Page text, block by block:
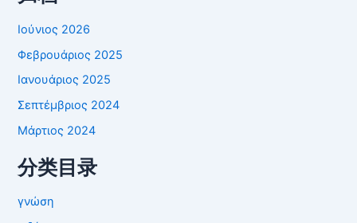
Ιούνιος 2026
Φεβρουάριος 2025
Ιανουάριος 2025
Σεπτέμβριος 2024
Μάρτιος 2024
分类目录
γνώση